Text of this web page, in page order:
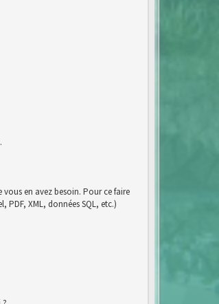
en avez besoin. Pour ce faire
XML, données SQL, etc.)